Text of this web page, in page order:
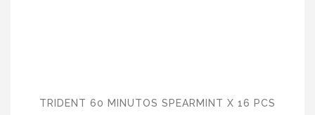
TRIDENT 60 MINUTOS SPEARMINT X 16 PCS